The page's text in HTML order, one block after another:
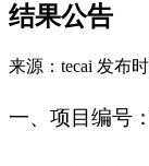
结果公告
来源：tecai 发布
一、项目编号